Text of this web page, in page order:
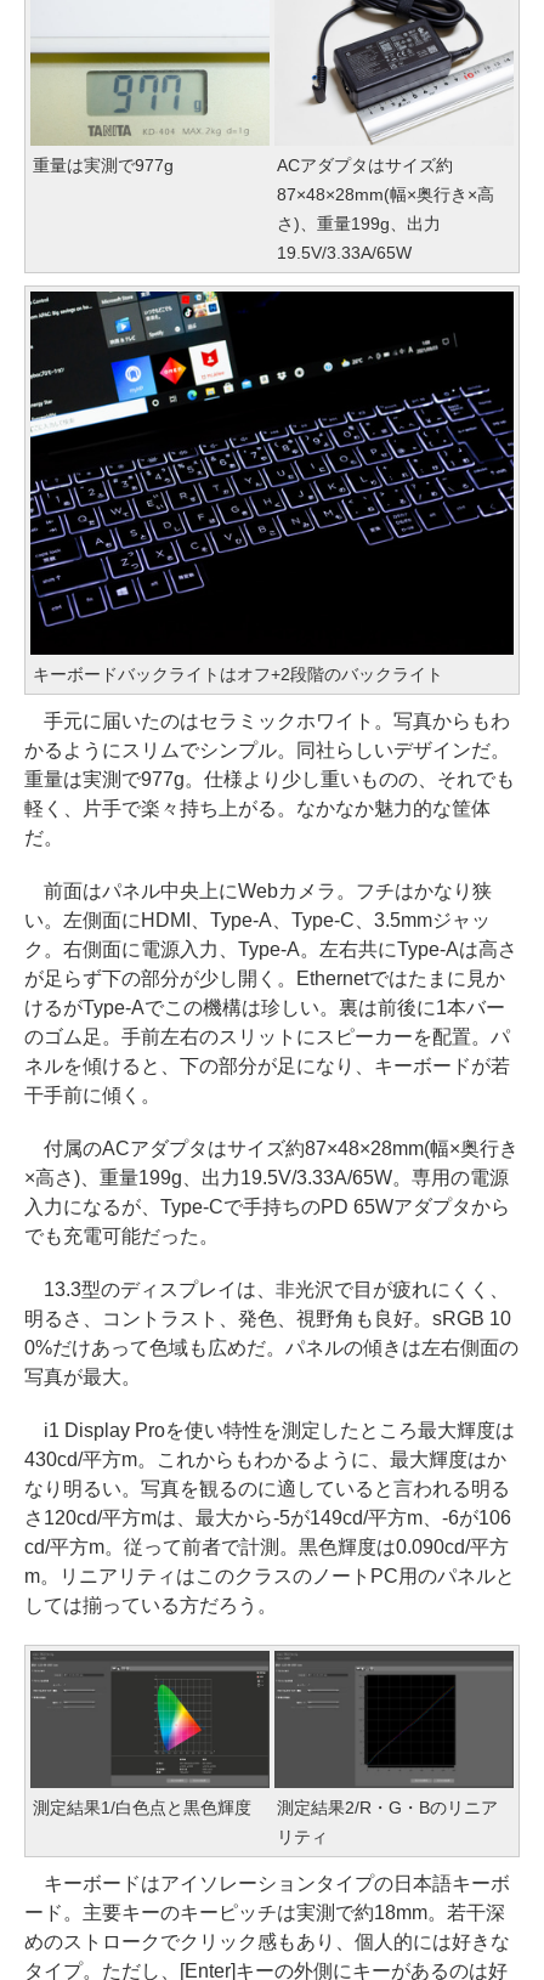
重量は実測で977g
ACアダプタはサイズ約
87×48×28mm(幅×奥行き×高
さ)、重量199g、出力
19.5V/3.33A/65W
キーボードバックライトはオフ+2段階のバックライト
手元に届いたのはセラミックホワイト。写真からもわ
かるようにスリムでシンプル。同社らしいデザインだ。
重量は実測で977g。仕様より少し重いものの、それでも
軽く、片手で楽々持ち上がる。なかなか魅力的な筐体
だ。
前面はパネル中央上にWebカメラ。フチはかなり狭
い。左側面にHDMI、Type-A、Type-C、3.5mmジャッ
ク。右側面に電源入力、Type-A。左右共にType-Aは高さ
が足らず下の部分が少し開く。Ethernetではたまに見か
けるがType-Aでこの機構は珍しい。裏は前後に1本バー
のゴム足。手前左右のスリットにスピーカーを配置。パ
ネルを傾けると、下の部分が足になり、キーボードが若
干手前に傾く。
付属のACアダプタはサイズ約87×48×28mm(幅×奥行き
×高さ)、重量199g、出力19.5V/3.33A/65W。専用の電源
入力になるが、Type-Cで手持ちのPD 65Wアダプタから
でも充電可能だった。
13.3型のディスプレイは、非光沢で目が疲れにくく、
明るさ、コントラスト、発色、視野角も良好。sRGB 10
0%だけあって色域も広めだ。パネルの傾きは左右側面の
写真が最大。
i1 Display Proを使い特性を測定したところ最大輝度は
430cd/平方m。これからもわかるように、最大輝度はか
なり明るい。写真を観るのに適していると言われる明る
さ120cd/平方mは、最大から-5が149cd/平方m、-6が106
cd/平方m。従って前者で計測。黒色輝度は0.090cd/平方
m。リニアリティはこのクラスのノートPC用のパネルと
しては揃っている方だろう。
測定結果1/白色点と黒色輝度
測定結果2/R・G・Bのリニア
リティ
キーボードはアイソレーションタイプの日本語キーボ
ード。主要キーのキーピッチは実測で約18mm。若干深
めのストロークでクリック感もあり、個人的には好きな
タイプ。ただし、[Enter]キーの外側にキーがあるのは好